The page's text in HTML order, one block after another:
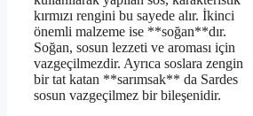
kırmızı rengini bu sayede alır. İkinci
önemli malzeme ise **soğan**dır.
Soğan, sosun lezzeti ve aroması için
vazgeçilmezdir. Ayrıca soslara zengin
bir tat katan **sarımsak** da Sardes
sosun vazgeçilmez bir bileşenidir.